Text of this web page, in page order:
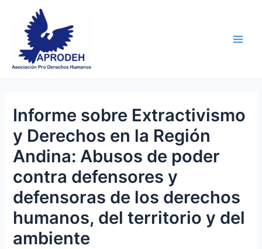
content
Informe sobre Extractivismo
y Derechos en la Región
Andina: Abusos de poder
contra defensores y
defensoras de los derechos
humanos, del territorio y del
ambiente
navigation